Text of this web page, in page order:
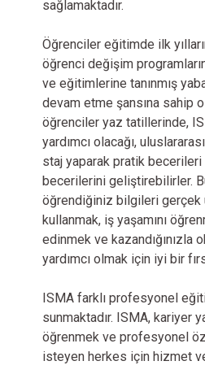
sağlamaktadır.
Öğrenciler eğitimde ilk
öğrenci değişim
ve eğitimlerine tanınmış
devam etme şansına sahip
öğrenciler yaz tatillerinde,
yardımcı olacağı,
staj yaparak pratik
becerilerini geliştirebilirler.
öğrendiğiniz bilgileri gerçek
kullanmak, iş yaşamını
edinmek ve kazandığınızla
yardımcı olmak için iyi bir
ISMA farklı profesyonel
sunmaktadır. ISMA, kariyer
öğrenmek ve profesyonel
isteyen herkes için hizmet